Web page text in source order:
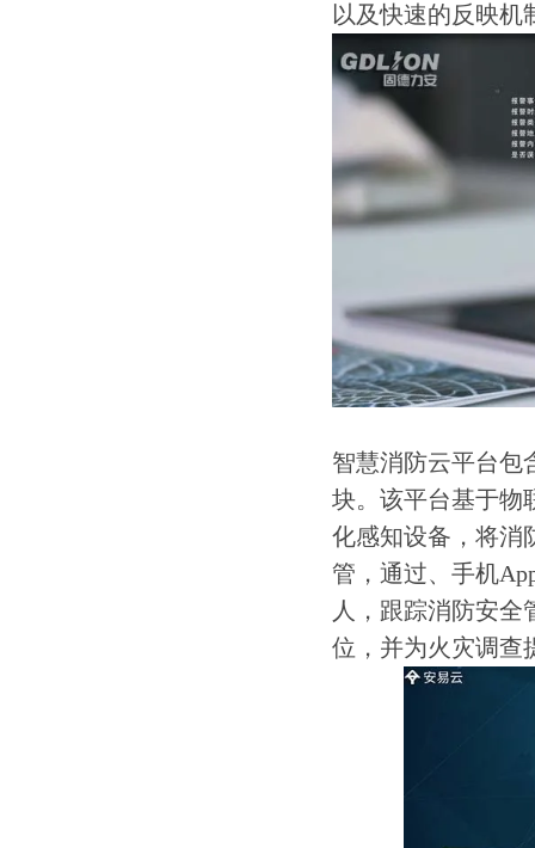
以及快速的反映机
智慧消防云平台包
块。该平台基于物
化感知设备，将消
管，通过、手机
人，跟踪消防安
位，并为火灾调查